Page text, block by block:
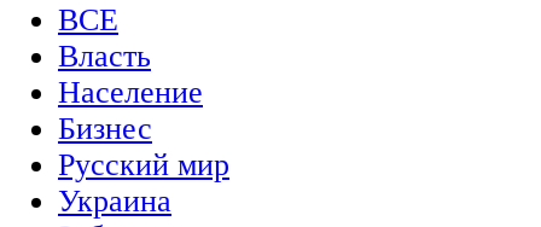
ВСЕ
Власть
Население
Бизнес
Русский мир
Украина